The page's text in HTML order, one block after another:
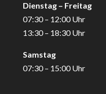
Dienstag – Freitag
07:30 – 12:00 Uhr
13:30 – 18:30 Uhr
Samstag
07:30 – 15:00 Uhr